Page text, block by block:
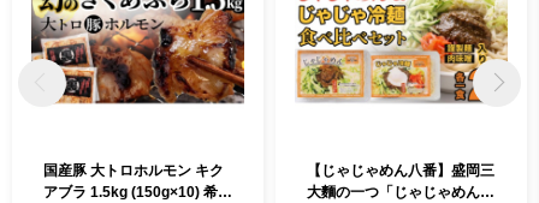
国産豚 大トロホルモン キク
アブラ 1.5kg (150g×10) 希少
【じゃじゃめん八番】盛岡三
大麵の一つ「じゃじゃめん１